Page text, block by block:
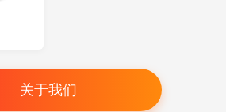
关于我们